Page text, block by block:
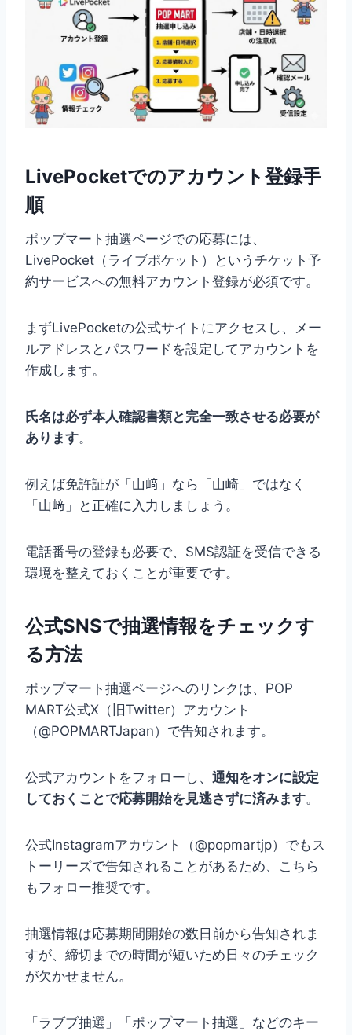
LivePocketでのアカウント登録手
順
ポップマート抽選ページでの応募には、
LivePocket（ライブポケット）というチケット予
約サービスへの無料アカウント登録が必須です。
まずLivePocketの公式サイトにアクセスし、メー
ルアドレスとパスワードを設定してアカウントを
作成します。
氏名は必ず本人確認書類と完全一致させる必要が
あります。
例えば免許証が「山﨑」なら「山崎」ではなく
「山﨑」と正確に入力しましょう。
電話番号の登録も必要で、SMS認証を受信できる
環境を整えておくことが重要です。
公式SNSで抽選情報をチェックす
る方法
ポップマート抽選ページへのリンクは、POP
MART公式X（旧Twitter）アカウント
（@POPMARTJapan）で告知されます。
公式アカウントをフォローし、 通知をオンに設定
しておくことで応募開始を見逃さずに済みます。
公式Instagramアカウント（@popmartjp）でもス
トーリーズで告知されることがあるため、こちら
もフォロー推奨です。
抽選情報は応募期間開始の数日前から告知されま
すが、締切までの時間が短いため日々のチェック
が欠かせません。
「ラブブ抽選」「ポップマート抽選」などのキー